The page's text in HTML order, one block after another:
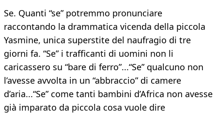
Se. Quanti “se” potremmo pronunciare
raccontando la drammatica vicenda della piccola
Yasmine, unica superstite del naufragio di tre
giorni fa. “Se” i trafficanti di uomini non li
caricassero su “bare di ferro”...“Se” qualcuno non
l’avesse avvolta in un “abbraccio” di camere
d’aria...“Se” come tanti bambini d’Africa non avesse
già imparato da piccola cosa vuole dire